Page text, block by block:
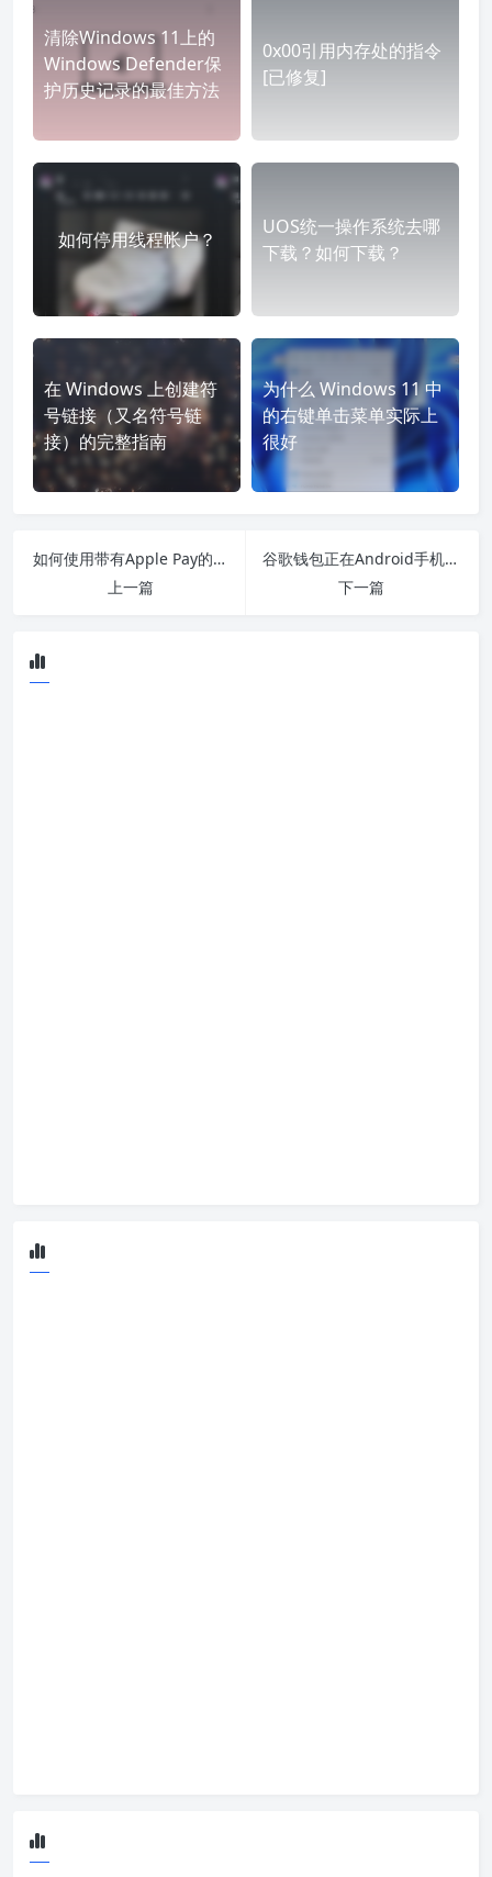
清除Windows 11上的
Windows Defender保
护历史记录的最佳方法
0x00引用内存处的指令
[已修复]
如何停用线程帐户？
UOS统一操作系统去哪
下载？如何下载？
在 Windows 上创建符
号链接（又名符号链
接）的完整指南
为什么 Windows 11 中
的右键单击菜单实际上
很好
如何使用带有Apple Pay的ATM提取现金
上一篇
谷歌钱包正在Android手机上升级
下一篇